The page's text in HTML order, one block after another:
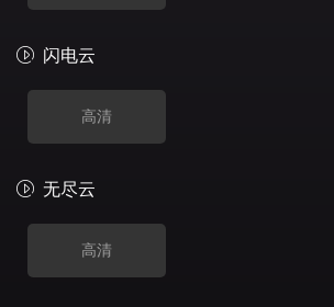
闪电云
高清
无尽云
高清